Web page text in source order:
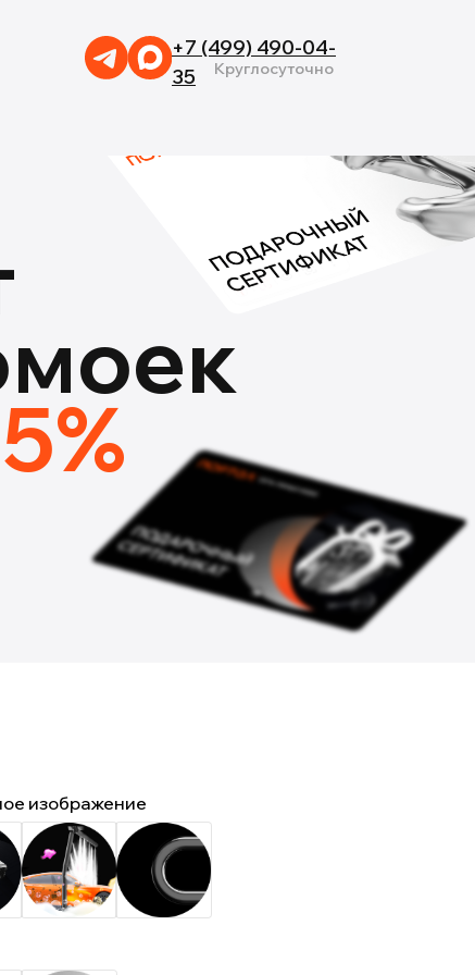
Круглосуточно
+7 (499) 490-04-
35
изображение